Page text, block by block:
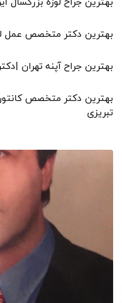
بهترین دکتر متخصص عمل لوزه
بهترین جراح آپنه تهران
بهترین دکتر متخصص
تبریزی